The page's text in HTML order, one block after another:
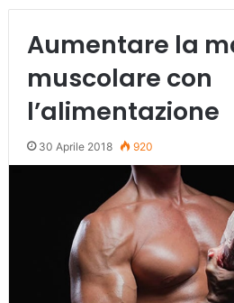
Aumentare la
muscolare con
l’alimentazione
30 Aprile 2018 920